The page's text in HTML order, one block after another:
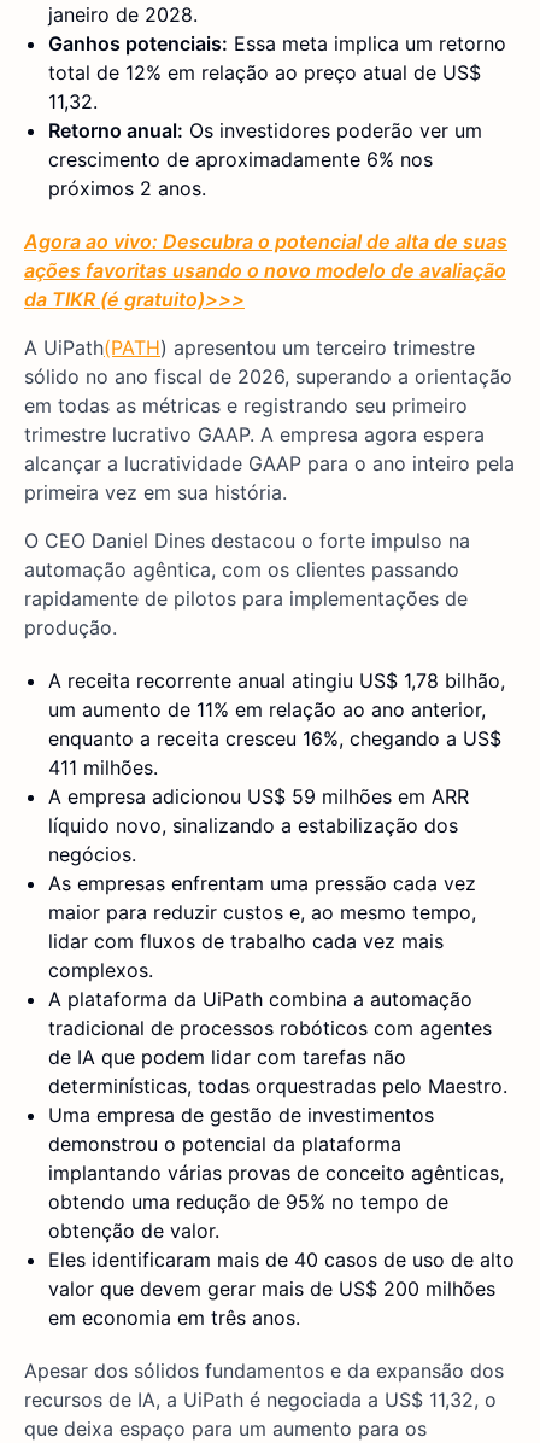
janeiro de 2028.
Ganhos potenciais: Essa meta implica um retorno
total de 12% em relação ao preço atual de US$
11,32.
Retorno anual: Os investidores poderão ver um
crescimento de aproximadamente 6% nos
próximos 2 anos.
Agora ao vivo: Descubra o potencial de alta de suas
ações favoritas usando o novo modelo de avaliação
da TIKR (é gratuito)>>>
A UiPath(PATH) apresentou um terceiro trimestre
sólido no ano fiscal de 2026, superando a orientação
em todas as métricas e registrando seu primeiro
trimestre lucrativo GAAP. A empresa agora espera
alcançar a lucratividade GAAP para o ano inteiro pela
primeira vez em sua história.
O CEO Daniel Dines destacou o forte impulso na
automação agêntica, com os clientes passando
rapidamente de pilotos para implementações de
produção.
A receita recorrente anual atingiu US$ 1,78 bilhão,
um aumento de 11% em relação ao ano anterior,
enquanto a receita cresceu 16%, chegando a US$
411 milhões.
A empresa adicionou US$ 59 milhões em ARR
líquido novo, sinalizando a estabilização dos
negócios.
As empresas enfrentam uma pressão cada vez
maior para reduzir custos e, ao mesmo tempo,
lidar com fluxos de trabalho cada vez mais
complexos.
A plataforma da UiPath combina a automação
tradicional de processos robóticos com agentes
de IA que podem lidar com tarefas não
determinísticas, todas orquestradas pelo Maestro.
Uma empresa de gestão de investimentos
demonstrou o potencial da plataforma
implantando várias provas de conceito agênticas,
obtendo uma redução de 95% no tempo de
obtenção de valor.
Eles identificaram mais de 40 casos de uso de alto
valor que devem gerar mais de US$ 200 milhões
em economia em três anos.
Apesar dos sólidos fundamentos e da expansão dos
recursos de IA, a UiPath é negociada a US$ 11,32, o
que deixa espaço para um aumento para os